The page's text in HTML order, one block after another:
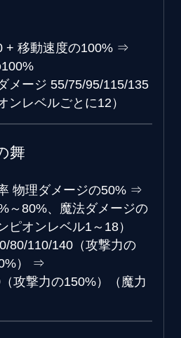
+ 移動速度の100% ⇒
メージ 55/75/95/115/135
ンレベルごとに12）
舞
物理ダメージの50% ⇒
～80%、魔法ダメージの
ピオンレベル1～18）
80/110/140（攻撃力の
）
⇒
攻撃力の150%）（魔力